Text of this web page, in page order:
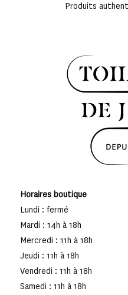
Produits
Horaires boutique
Lundi : fermé
Mardi : 14h à 18h
Mercredi : 11h à 18h
Jeudi : 11h à 18h
Vendredi : 11h à 18h
Samedi : 11h à 18h